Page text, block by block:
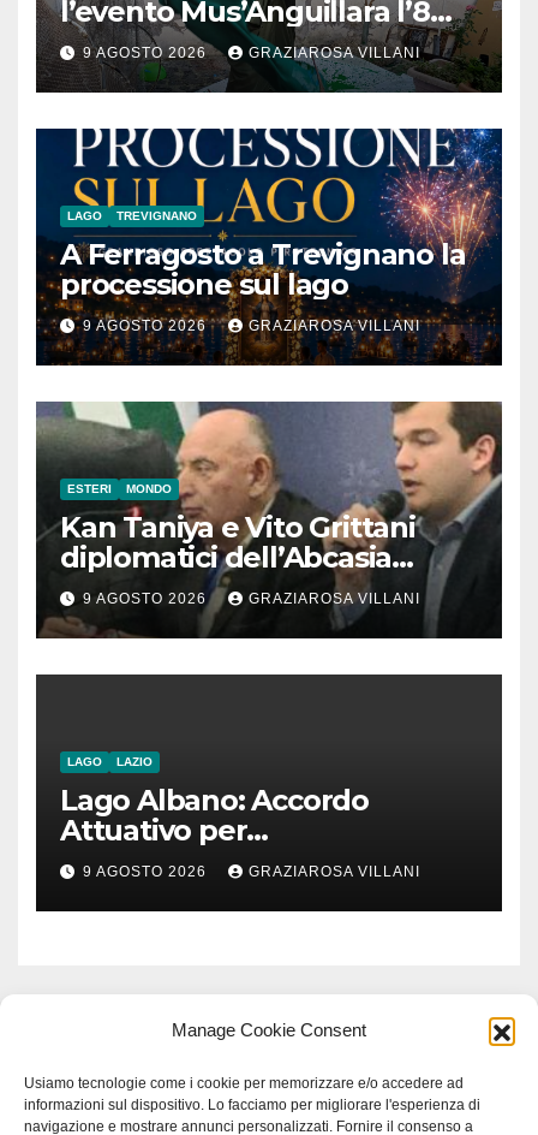
Manage Cookie Consent
Usiamo tecnologie come i cookie per memorizzare e/o accedere ad
informazioni sul dispositivo. Lo facciamo per migliorare l'esperienza di
navigazione e mostrare annunci personalizzati. Fornire il consenso a
l’evento Mus’Anguillara l’8
agosto 2026 al Museo
Contadino
9 AGOSTO 2026 GRAZIAROSA VILLANI
LAGO TREVIGNANO
A Ferragosto a Trevignano la
processione sul lago
9 AGOSTO 2026 GRAZIAROSA VILLANI
ESTERI MONDO
Kan Taniya e Vito Grittani
diplomatici dell’Abcasia
contro nota del governo
romeno. “Non si può invocare
la costruzione di ponti e allo
stesso tempo condannare
9 AGOSTO 2026 GRAZIAROSA VILLANI
LAGO LAZIO
Lago Albano: Accordo
Attuativo per
l’interconnessione
acquedottistica da 29,5
milioni di euro
9 AGOSTO 2026 GRAZIAROSA VILLANI